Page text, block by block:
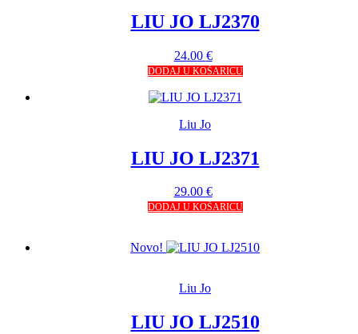
LIU JO LJ2370
24.00 €
DODAJ U KOŠARICU
Liu Jo
LIU JO LJ2371
29.00 €
DODAJ U KOŠARICU
Novo!
Liu Jo
LIU JO LJ2510